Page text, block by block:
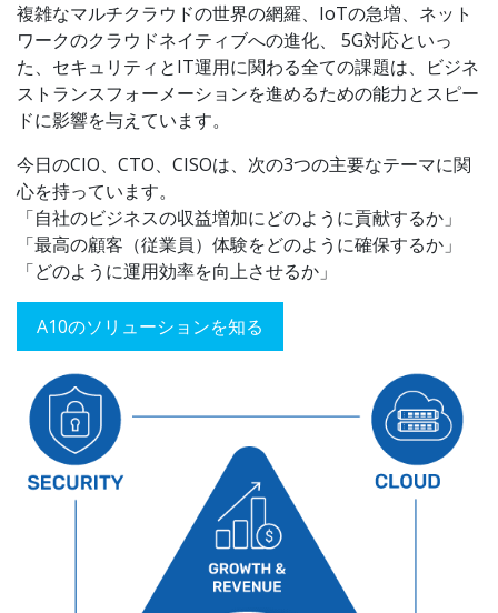
複雑なマルチクラウドの世界の網羅、IoTの急増、ネット
ワークのクラウドネイティブへの進化、 5G対応といっ
た、セキュリティとIT運用に関わる全ての課題は、ビジネ
ストランスフォーメーションを進めるための能力とスピー
ドに影響を与えています。
今日のCIO、CTO、CISOは、次の3つの主要なテーマに関
心を持っています。
「自社のビジネスの収益増加にどのように貢献するか」
「最高の顧客（従業員）体験をどのように確保するか」
「どのように運用効率を向上させるか」
A10のソリューションを知る